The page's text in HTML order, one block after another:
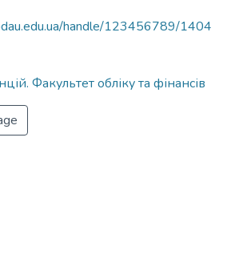
handle/123456789/1404
Факультет обліку та фінансів